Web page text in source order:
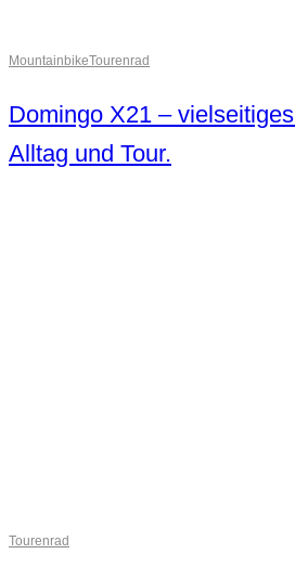
MountainbikeTourenrad
Domingo X21 –
Alltag und Tour.
Tourenrad